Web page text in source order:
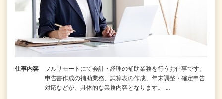
仕事内容
フルリモートにて会計・経理の補助業務を行うお仕事です。
申告書作成の補助業務、試算表の作成、年末調整・確定申告
対応などが、具体的な業務内容となります。 …